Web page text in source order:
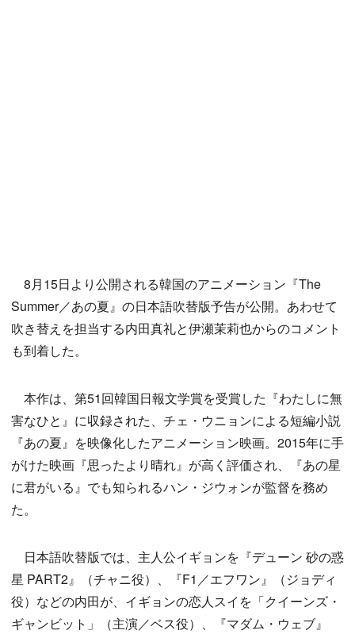
8月15日より公開される韓国のアニメーション『The
Summer／あの夏』の日本語吹替版予告が公開。あわせて
吹き替えを担当する内田真礼と伊瀬茉莉也からのコメント
も到着した。
本作は、第51回韓国日報文学賞を受賞した『わたしに無
害なひと』に収録された、チェ・ウニョンによる短編小説
『あの夏』を映像化したアニメーション映画。2015年に手
がけた映画『思ったより晴れ』が高く評価され、『あの星
に君がいる』でも知られるハン・ジウォンが監督を務め
た。
日本語吹替版では、主人公イギョンを『デューン 砂の惑
星 PART2』（チャニ役）、『F1／エフワン』（ジョディ
役）などの内田が、イギョンの恋人スイを「クイーンズ・
ギャンビット」（主演／ベス役）、『マダム・ウェブ』